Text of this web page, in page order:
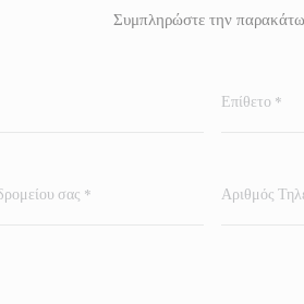
Συμπληρώστε την